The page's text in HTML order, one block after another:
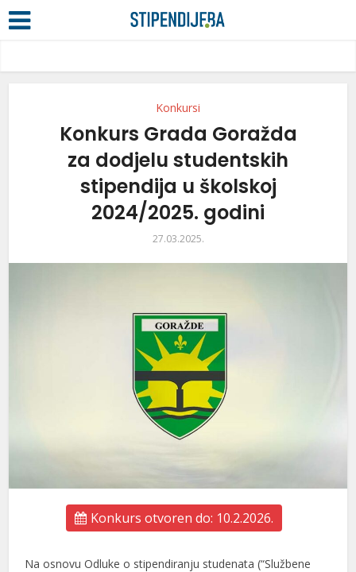
Konkursi
Konkurs Grada Goražda
za dodjelu studentskih
stipendija u školskoj
2024/2025. godini
27.03.2025.
Konkurs otvoren do: 10.2.2026.
Na osnovu Odluke o stipendiranju studenata (“Službene